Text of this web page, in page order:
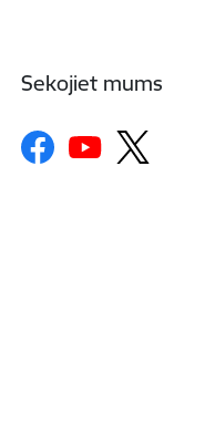
Sekojiet mums